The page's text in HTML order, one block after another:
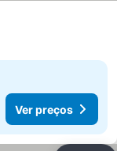
Ver preços